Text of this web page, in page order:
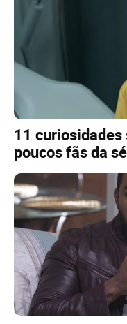
11 curiosidades
poucos fãs da